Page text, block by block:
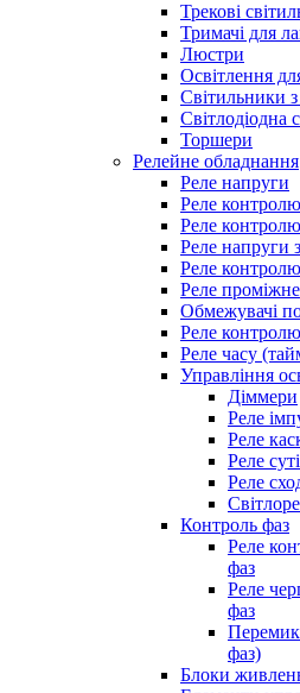
Трекові
Тримачі для
Люстри
Освітлення
Світильники
Світлодіодна
Торшери
Релейне обладнання
Реле напруги
Реле
Реле
Реле напруги
Реле
Реле проміжне
Обмежувачі
Реле
Реле часу
Управління
Діммери
Реле
Реле
Реле
Реле
Контроль фаз
Реле
фаз
Реле
фаз
фаз)
Блоки